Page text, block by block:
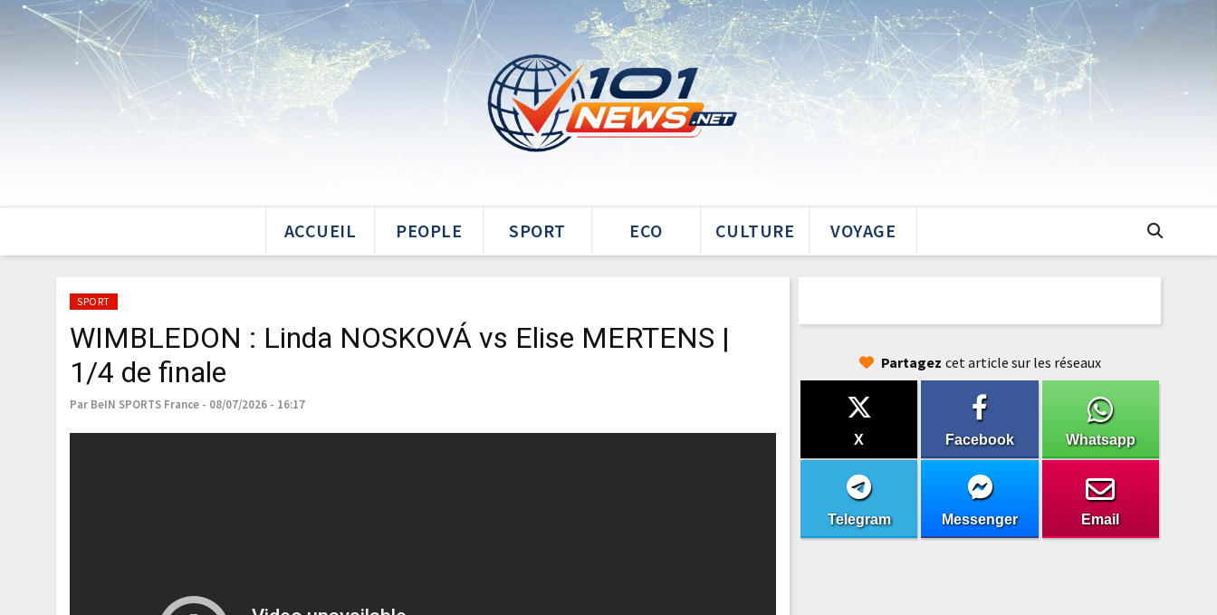
ACCUEIL PEOPLE SPORT ECO CULTURE VOYAGE
SPORT
WIMBLEDON : Linda NOSKOVÁ vs Elise MERTENS |
1/4 de finale
Par BeIN SPORTS France - 08/07/2026 - 16:17
Partagez cet article sur les réseaux
X Facebook Whatsapp
Telegram Messenger Email